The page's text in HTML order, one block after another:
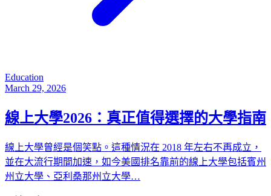
Education
March 29, 2026
線上大學2026：真正值得選擇的大學指南
線上大學曾經是個笑點。這種情況在 2018 年左右不再成立，
並在大流行期間加速，如今美國排名靠前的線上大學包括賓州
州立大學、亞利桑那州立大學…